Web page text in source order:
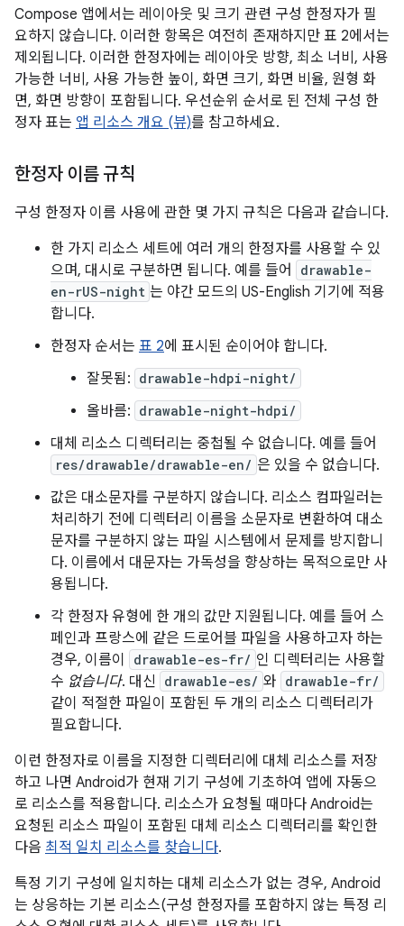
Compose 앱에서는 레이아웃 및 크기 관련 구성 한정자가 필
요하지 않습니다. 이러한 항목은 여전히 존재하지만 표 2에서는
제외됩니다. 이러한 한정자에는 레이아웃 방향, 최소 너비, 사용
가능한 너비, 사용 가능한 높이, 화면 크기, 화면 비율, 원형 화
면, 화면 방향이 포함됩니다. 우선순위 순서로 된 전체 구성 한
정자 표는 앱 리소스 개요 (뷰)를 참고하세요.
한정자 이름 규칙
구성 한정자 이름 사용에 관한 몇 가지 규칙은 다음과 같습니다.
한 가지 리소스 세트에 여러 개의 한정자를 사용할 수 있
으며, 대시로 구분하면 됩니다. 예를 들어
drawable-
en-rUS-night 는 야간 모드의 US-English 기기에 적용
합니다.
한정자 순서는 표 2에 표시된 순이어야 합니다.
잘못됨: drawable-hdpi-night/
올바름: drawable-night-hdpi/
대체 리소스 디렉터리는 중첩될 수 없습니다. 예를 들어
res/drawable/drawable-en/ 은 있을 수 없습니다.
값은 대소문자를 구분하지 않습니다. 리소스 컴파일러는
처리하기 전에 디렉터리 이름을 소문자로 변환하여 대소
문자를 구분하지 않는 파일 시스템에서 문제를 방지합니
다. 이름에서 대문자는 가독성을 향상하는 목적으로만 사
용됩니다.
각 한정자 유형에 한 개의 값만 지원됩니다. 예를 들어 스
페인과 프랑스에 같은 드로어블 파일을 사용하고자 하는
경우, 이름이
drawable-es-fr/ 인 디렉터리는 사용할
수 없습니다. 대신 drawable-es/ 와 drawable-fr/
같이 적절한 파일이 포함된 두 개의 리소스 디렉터리가
필요합니다.
이런 한정자로 이름을 지정한 디렉터리에 대체 리소스를 저장
하고 나면 Android가 현재 기기 구성에 기초하여 앱에 자동으
로 리소스를 적용합니다. 리소스가 요청될 때마다 Android는
요청된 리소스 파일이 포함된 대체 리소스 디렉터리를 확인한
다음 최적 일치 리소스를 찾습니다.
특정 기기 구성에 일치하는 대체 리소스가 없는 경우, Android
는 상응하는 기본 리소스(구성 한정자를 포함하지 않는 특정 리